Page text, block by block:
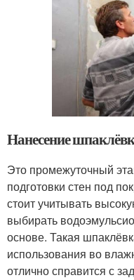
Нанесение
Это промежуточный
подготовки стен под
стоит учитывать
выбирать
основе. Такая
использования во
отлично справится с